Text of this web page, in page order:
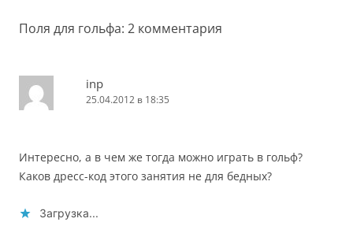
Поля для гольфа: 2 комментария
inp
25.04.2012 в 18:35
Интересно, а в чем же тогда можно играть в гольф?
Каков дресс-код этого занятия не для бедных?
Загрузка...